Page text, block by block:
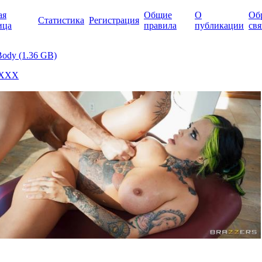
Статистика Регистрация
Общие
правила
О
публикации
(1.36 GB)